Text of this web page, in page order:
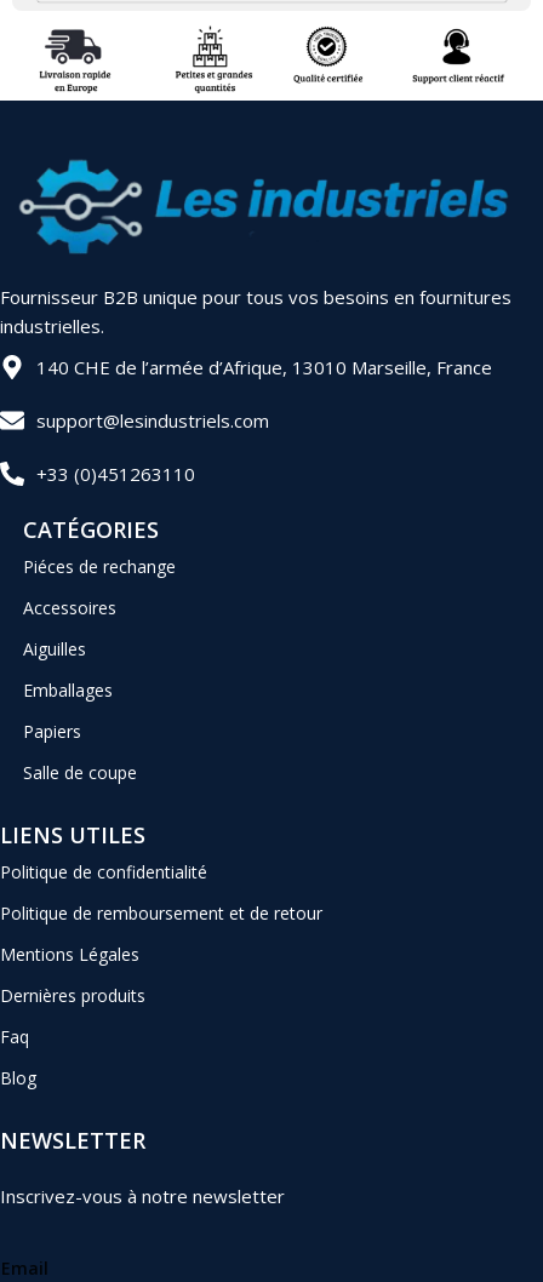
Fournisseur B2B unique pour tous vos besoins en fournitures
industrielles.
140 CHE de l’armée d’Afrique, 13010 Marseille, France
support@lesindustriels.com
+33 (0)451263110
CATÉGORIES
Piéces de rechange
Accessoires
Aiguilles
Emballages
Papiers
Salle de coupe
LIENS UTILES
Politique de confidentialité
Politique de remboursement et de retour
Mentions Légales
Dernières produits
Faq
Blog
NEWSLETTER
Inscrivez-vous à notre newsletter
Email